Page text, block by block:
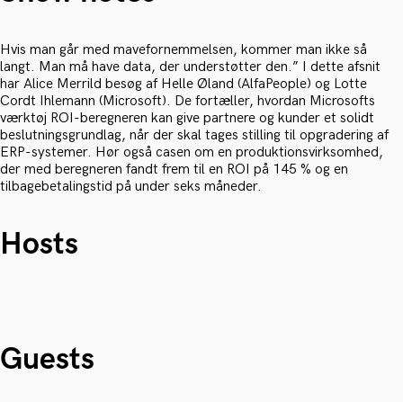
Hvis man går med mavefornemmelsen, kommer man ikke så
langt. Man må have data, der understøtter den.” I dette afsnit
har Alice Merrild besøg af Helle Øland (AlfaPeople) og Lotte
Cordt Ihlemann (Microsoft). De fortæller, hvordan Microsofts
værktøj ROI-beregneren kan give partnere og kunder et solidt
beslutningsgrundlag, når der skal tages stilling til opgradering af
ERP-systemer. Hør også casen om en produktionsvirksomhed,
der med beregneren fandt frem til en ROI på 145 % og en
tilbagebetalingstid på under seks måneder.
Hosts
Guests